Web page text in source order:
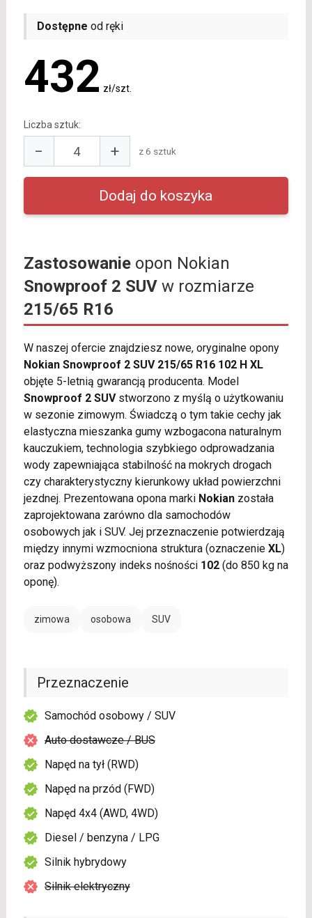
Dostępne od ręki
432 zł/szt.
Liczba sztuk:
− + z 6 sztuk
Zastosowanieopon Nokian
Snowproof 2 SUVw rozmiarze
215/65 R16
W naszej ofercie znajdziesz nowe, oryginalne opony
Nokian Snowproof 2 SUV 215/65 R16 102 H XL
objęte 5-letnią gwarancją producenta. Model
Snowproof 2 SUVstworzono z myślą o użytkowaniu
w sezonie zimowym. Świadczą o tym takie cechy jak
elastyczna mieszanka gumy wzbogacona naturalnym
kauczukiem, technologia szybkiego odprowadzania
wody zapewniająca stabilność na mokrych drogach
czy charakterystyczny kierunkowy układ powierzchni
jezdnej. Prezentowana opona marki Nokianzostała
zaprojektowana zarówno dla samochodów
osobowych jak i SUV. Jej przeznaczenie potwierdzają
między innymi wzmocniona struktura (oznaczenie XL)
oraz podwyższony indeks nośności 102(do 850 kg na
oponę).
zimowa osobowa SUV
Przeznaczenie
Samochód osobowy / SUV
Auto dostawcze / BUS
Napęd na tył (RWD)
Napęd na przód (FWD)
Napęd 4x4 (AWD, 4WD)
Diesel / benzyna / LPG
Silnik hybrydowy
Silnik elektryczny